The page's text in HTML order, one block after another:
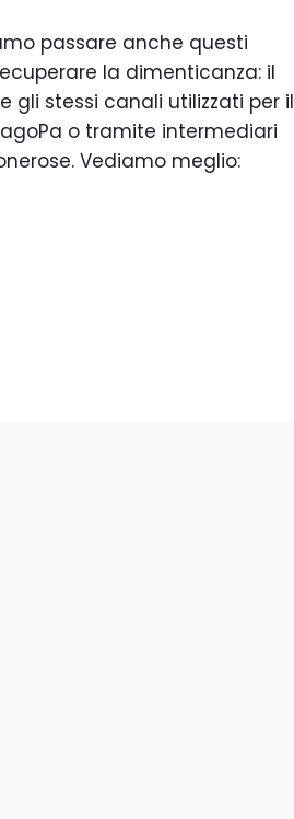
passare anche questi
la dimenticanza: il
stessi canali utilizzati per il
o tramite intermediari
Vediamo meglio: